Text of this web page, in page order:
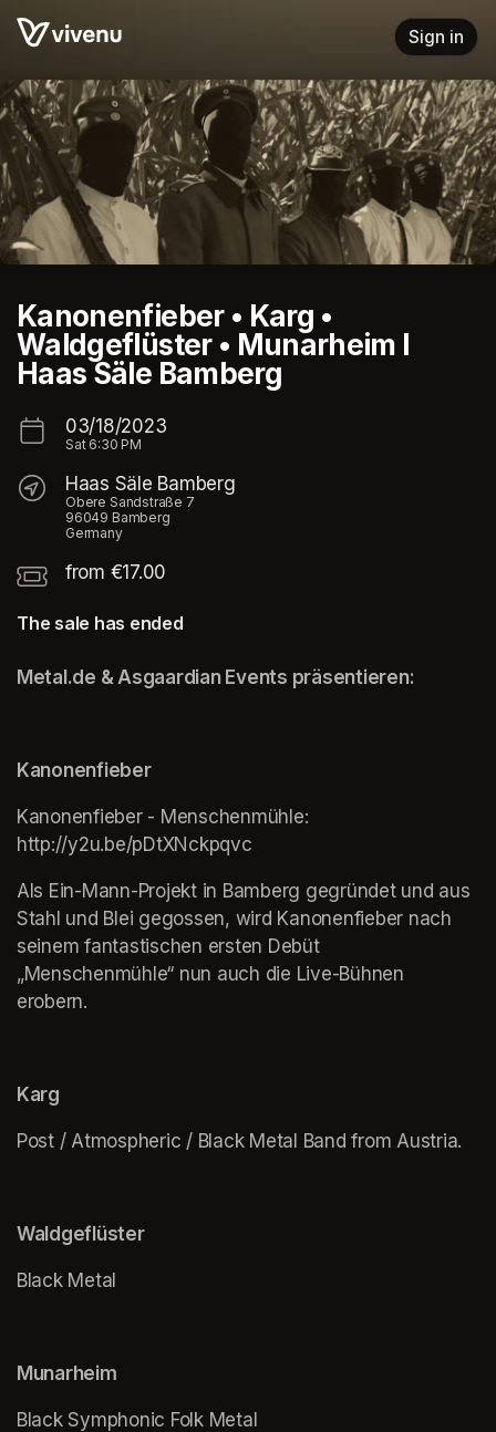
Skip header
Sign in
Kanonenfieber • Karg •
Waldgeflüster • Munarheim l
Haas Säle Bamberg
03/18/2023
Sat 6:30 PM
Haas Säle Bamberg
Obere Sandstraße 7
96049 Bamberg
Germany
from €17.00
The sale has ended
Metal.de & Asgaardian Events präsentieren:
Kanonenfieber
Kanonenfieber - Menschenmühle:
http://y2u.be/pDtXNckpqvc
Als Ein-Mann-Projekt in Bamberg gegründet und aus
Stahl und Blei gegossen, wird Kanonenfieber nach
seinem fantastischen ersten Debüt
„Menschenmühle“ nun auch die Live-Bühnen
erobern.
Karg
Post / Atmospheric / Black Metal Band from Austria.
Waldgeflüster
Black Metal
Munarheim
Black Symphonic Folk Metal